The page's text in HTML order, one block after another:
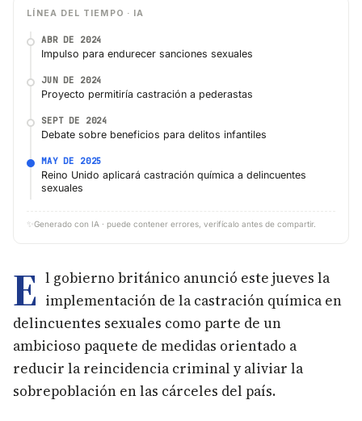
LÍNEA DEL TIEMPO · IA
ABR DE 2024
Impulso para endurecer sanciones sexuales
JUN DE 2024
Proyecto permitiría castración a pederastas
SEPT DE 2024
Debate sobre beneficios para delitos infantiles
MAY DE 2025
Reino Unido aplicará castración química a delincuentes
sexuales
✨ Generado con IA · puede contener errores, verifícalo antes de compartir.
E l gobierno británico anunció este jueves la
implementación de la castración química en
delincuentes sexuales como parte de un
ambicioso paquete de medidas orientado a
reducir la reincidencia criminal y aliviar la
sobrepoblación en las cárceles del país.